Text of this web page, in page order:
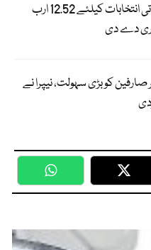
پنجاب حکومت نے بلدیاتی انتخابات کیلئے 12.52 ارب
دے دی
صارفین کو بڑی سہولت، نیپرا نے
WhatsApp